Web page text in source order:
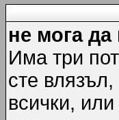
не мога
Има три
сте
всички,